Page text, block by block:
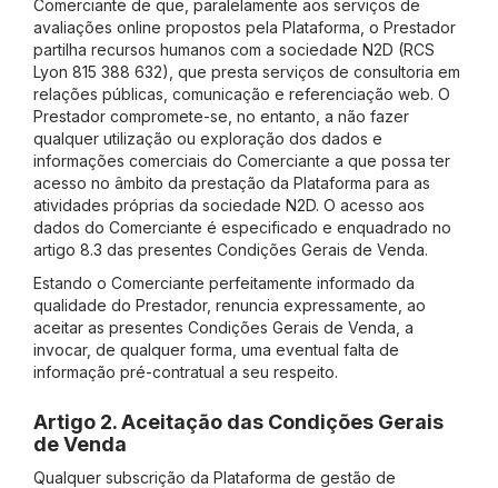
Comerciante de que, paralelamente aos serviços de
avaliações online propostos pela Plataforma, o Prestador
partilha recursos humanos com a sociedade N2D (RCS
Lyon 815 388 632), que presta serviços de consultoria em
relações públicas, comunicação e referenciação web. O
Prestador compromete-se, no entanto, a não fazer
qualquer utilização ou exploração dos dados e
informações comerciais do Comerciante a que possa ter
acesso no âmbito da prestação da Plataforma para as
atividades próprias da sociedade N2D. O acesso aos
dados do Comerciante é especificado e enquadrado no
artigo 8.3 das presentes Condições Gerais de Venda.
Estando o Comerciante perfeitamente informado da
qualidade do Prestador, renuncia expressamente, ao
aceitar as presentes Condições Gerais de Venda, a
invocar, de qualquer forma, uma eventual falta de
informação pré-contratual a seu respeito.
Artigo 2. Aceitação das Condições Gerais
de Venda
Qualquer subscrição da Plataforma de gestão de